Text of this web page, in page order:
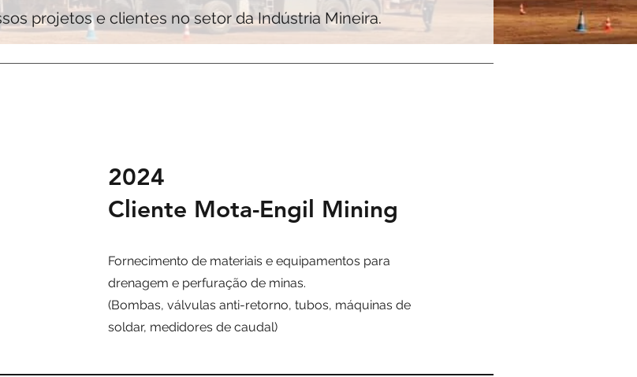
projetos e clientes no setor da Indústria Mineira.
2024
Cliente Mota-Engil Mining
Fornecimento de materiais e equipamentos para
drenagem e perfuração de minas.
(Bombas, válvulas anti-retorno, tubos, máquinas de
soldar, medidores de caudal)